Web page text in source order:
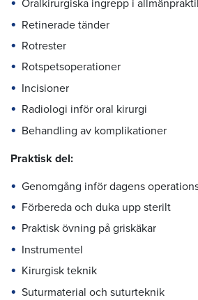
Oralkirurgiska ingrepp i
Retinerade tänder
Rotrester
Rotspetsoperationer
Incisioner
Radiologi inför oral kirurgi
Behandling av komplikationer
Praktisk del:
Genomgång inför dagens
Förbereda och duka upp sterilt
Praktisk övning på griskäkar
Instrumentel
Kirurgisk teknik
Suturmaterial och suturteknik